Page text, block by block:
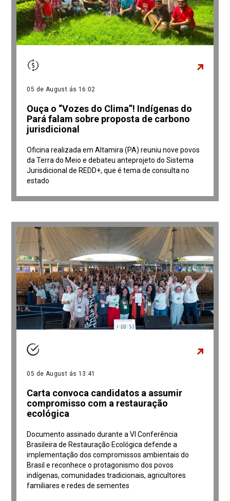
05 de August ás 16:02
Ouça o “Vozes do Clima”! Indígenas do
Pará falam sobre proposta de carbono
jurisdicional
Oficina realizada em Altamira (PA) reuniu nove povos
da Terra do Meio e debateu anteprojeto do Sistema
Jurisdicional de REDD+, que é tema de consulta no
estado
05 de August ás 13:41
Carta convoca candidatos a assumir
compromisso com a restauração
ecológica
Documento assinado durante a VI Conferência
Brasileira de Restauração Ecológica defende a
implementação dos compromissos ambientais do
Brasil e reconhece o protagonismo dos povos
indígenas, comunidades tradicionais, agricultores
familiares e redes de sementes